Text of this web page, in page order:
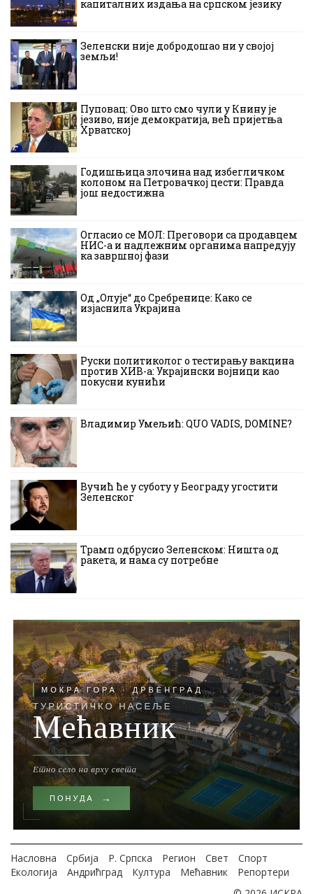
капиталних издања на српском језику
Зеленски није добродошао ни у својој
земљи!
Пуповац: Ово што смо чули у Книну је
језиво, није демократија, већ пријетња
Хрватској
Годишњица злочина над избегличком
колоном на Петровачкој цести: Правда
још недостижна
Огласио се МОЛ: Преговори са продавцем
НИС-а и надлежним органима напредују
ка завршној фази
Од „Олује“ до Сребренице: Како се
изјаснила Украјина
Руски политиколог о тестирању вакцина
против ХИВ-а: Украјински војници као
покусни кунићи
Владимир Умељић: QUO VADIS, DOMINE?
Вучић ће у суботу у Београду угостити
Зеленског
Трамп одбрусио Зеленском: Ништа од
ракета, и нама су потребне
Насловна Србија Р. Српска Регион Свет
Спорт
Екологија
Андрићград Култура Мећавник
Репортери